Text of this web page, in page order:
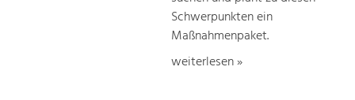
Schwerpunkten ein
Maßnahmenpaket.
weiterlesen »